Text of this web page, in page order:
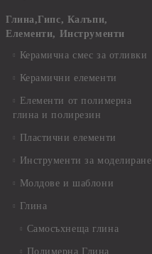
Глина,Гипс, Калъпи,
Елементи, Инструменти
Керамична смес за отливки
Керамични елементи
Елементи от полимерна
глина и полирезин
Пластични елементи
Инструменти за моделиране
Молдове и шаблони
Глина
Самосъхнеща глина
Полимерна Глина